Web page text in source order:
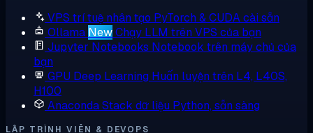
VPS trí tuệ nhân tạo PyTorch & CUDA cài sẵn
Ollama NewChạy LLM trên VPS của bạn
Jupyter Notebooks Notebook trên máy chủ của
bạn
GPU Deep Learning Huấn luyện trên L4, L40S,
H100
AnacondaStack dữ liệu Python, sẵn sàng
LẬP TRÌNH VIÊN & DEVOPS